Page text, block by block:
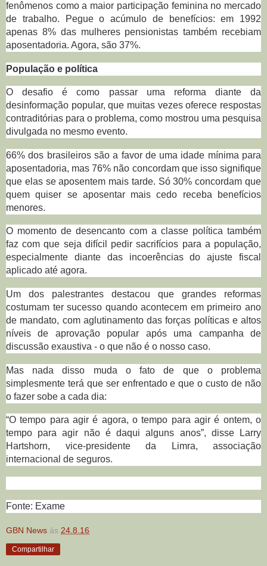
fenômenos como a maior participação feminina no mercado
de trabalho. Pegue o acúmulo de benefícios: em 1992
apenas 8% das mulheres pensionistas também recebiam
aposentadoria. Agora, são 37%.
População e política
O desafio é como passar uma reforma diante da
desinformação popular, que muitas vezes oferece respostas
contraditórias para o problema, como mostrou uma pesquisa
divulgada no mesmo evento.
66% dos brasileiros são a favor de uma idade mínima para
aposentadoria, mas 76% não concordam que isso signifique
que elas se aposentem mais tarde. Só 30% concordam que
quem quiser se aposentar mais cedo receba benefícios
menores.
O momento de desencanto com a classe política também
faz com que seja difícil pedir sacrifícios para a população,
especialmente diante das incoerências do ajuste fiscal
aplicado até agora.
Um dos palestrantes destacou que grandes reformas
costumam ter sucesso quando acontecem em primeiro ano
de mandato, com aglutinamento das forças políticas e altos
níveis de aprovação popular após uma campanha de
discussão exaustiva - o que não é o nosso caso.
Mas nada disso muda o fato de que o problema
simplesmente terá que ser enfrentado e que o custo de não
o fazer sobe a cada dia:
“O tempo para agir é agora, o tempo para agir é ontem, o
tempo para agir não é daqui alguns anos”, disse Larry
Hartshorn, vice-presidente da Limra, associação
internacional de seguros.
Fonte: Exame
GBN News às 24.8.16
Compartilhar